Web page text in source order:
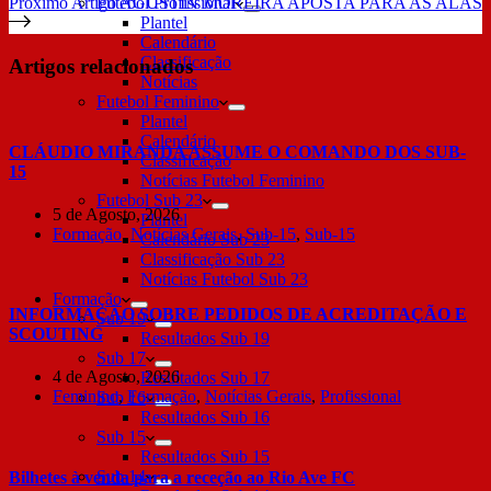
Plantel
Calendário
Classificação
Notícias
Futebol Feminino
Plantel
Calendário
Classificação
Notícias Futebol Feminino
Futebol Sub 23
Plantel
Calendário Sub 23
Classificação Sub 23
Notícias Futebol Sub 23
Formação
Sub 19
Resultados Sub 19
Sub 17
Resultados Sub 17
Sub 16
Resultados Sub 16
Sub 15
Resultados Sub 15
Sub 14
Artigos relacionados
CLÁUDIO MIRANDA ASSUME O COMANDO DOS SUB-
15
5 de Agosto, 2026
Formação,Notícias Gerais,Sub-15, Sub-15
INFORMAÇÃO SOBRE PEDIDOS DE ACREDITAÇÃO E
SCOUTING
4 de Agosto, 2026
Feminino,Formação, Notícias Gerais, Profissional
Bilhetes à venda para a receção ao Rio Ave FC